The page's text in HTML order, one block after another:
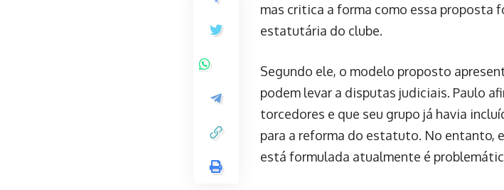
mas critica a forma como essa proposta
estatutária do clube.
Segundo ele, o modelo proposto
podem levar a disputas judiciais. Paulo
torcedores e que seu grupo já havia
para a reforma do estatuto. No entanto,
está formulada atualmente é